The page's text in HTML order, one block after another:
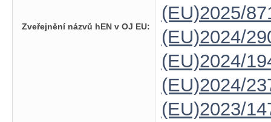
Zveřejnění názvů hEN v OJ EU:
(EU)2025/
(EU)2024/
(EU)2024/
(EU)2024/
(EU)2023/